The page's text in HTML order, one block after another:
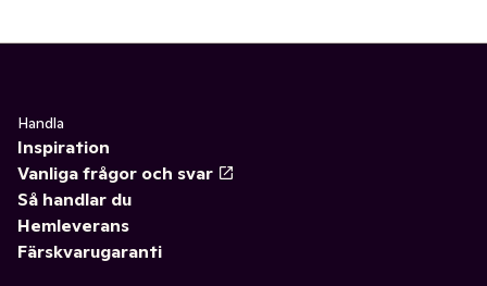
Handla
Inspiration
Vanliga frågor och svar
Så handlar du
Hemleverans
Färskvarugaranti